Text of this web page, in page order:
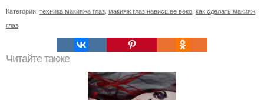
Категории: техника макияжа глаз макияж глаз нависшее веко как сделать макияж
глаз
Читайте также